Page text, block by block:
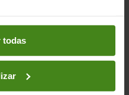
Política de Cookieso
todas